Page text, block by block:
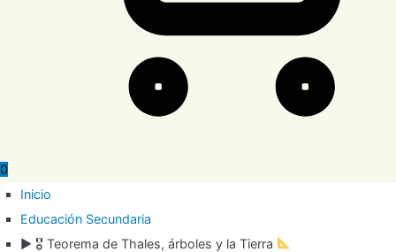
0
Inicio
Educación Secundaria
▶ 🎖 Teorema de Thales, árboles y la Tierra